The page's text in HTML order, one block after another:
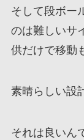
そして段ボー
のは難しいサ
供だけで移動
素晴らしい設
それは良いん